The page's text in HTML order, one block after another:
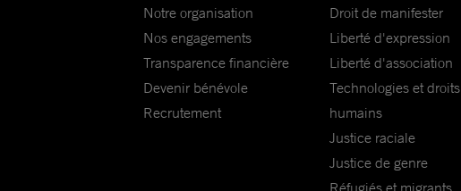
Notre organisation
Nos engagements
Transparence financière
Devenir bénévole
Recrutement
Droit de manifester
Liberté d'expression
Liberté d'association
Technologies et droits
humains
Justice raciale
Justice de genre
Réfugiés et migrants